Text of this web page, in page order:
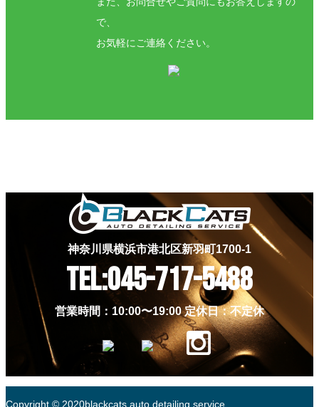
で、
お気軽にご連絡ください。
神奈川県横浜市港北区新羽町1700-1
TEL:045-717-5488
営業時間：10:00〜19:00 定休日：不定休
Copyright © 2020blackcats auto detailing service